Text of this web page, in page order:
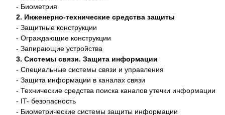
- Биометрия
2. Инженерно-технические средства защиты
- Защитные конструкции
- Ограждающие конструкции
- Запирающие устройства
3. Системы связи. Защита информации
- Специальные системы связи и управления
- Защита информации в каналах связи
- Технические средства поиска каналов утечки информации
- IT- безопасность
- Биометрические системы защиты информации